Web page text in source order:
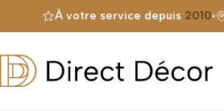
À votre service depuis 2010
Direct Décor